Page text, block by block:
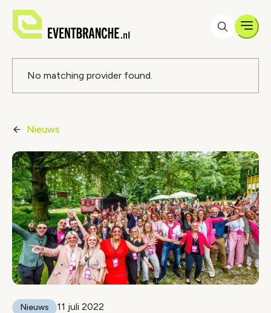
Foutmelding
No matching provider found.
Nieuws
Nieuws 11 juli 2022